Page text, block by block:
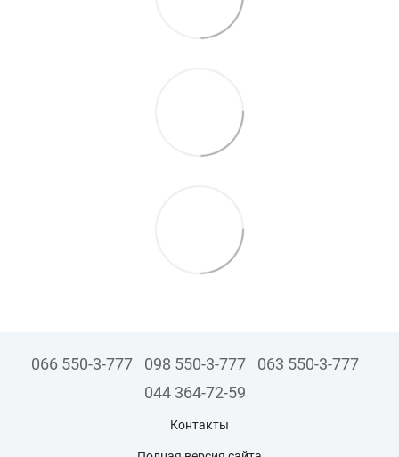
066 550-3-777 098 550-3-777
063 550-3-777
044 364-72-59
Контакты